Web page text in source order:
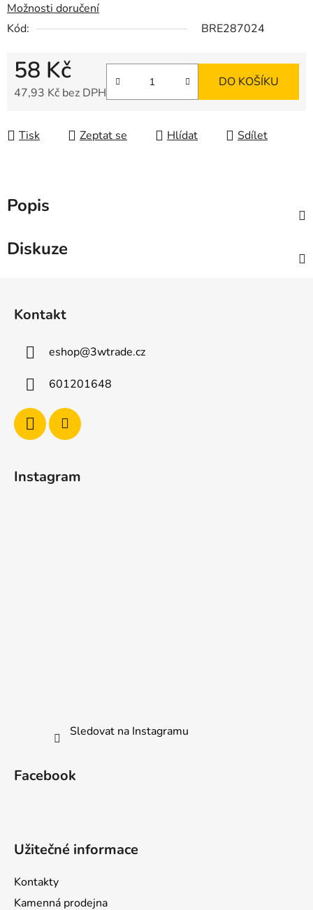
Možnosti doručení
Kód:
BRE287024
58 Kč
47,93 Kč bez DPH
DO KOŠÍKU
Tisk Zeptat se Hlídat Sdílet
Popis
Diskuze
Kontakt
eshop@3wtrade.cz
601201648
Instagram
Sledovat na Instagramu
Facebook
Užitečné informace
Kontakty
Kamenná prodejna